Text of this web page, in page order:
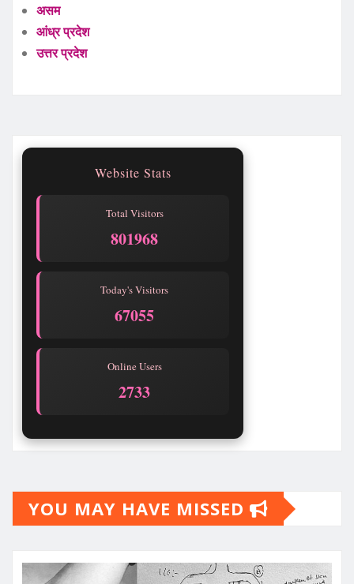
असम
आंध्र प्रदेश
उत्तर प्रदेश
Website Stats
Total Visitors
801968
Today's Visitors
67055
Online Users
2733
YOU MAY HAVE MISSED